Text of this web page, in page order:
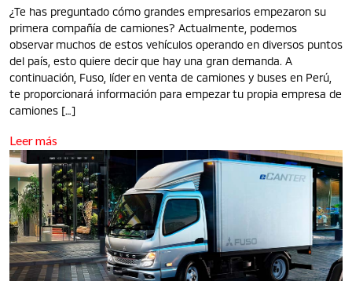
¿Te has preguntado cómo grandes empresarios empezaron su
primera compañía de camiones? Actualmente, podemos
observar muchos de estos vehículos operando en diversos puntos
del país, esto quiere decir que hay una gran demanda. A
continuación, Fuso, líder en venta de camiones y buses en Perú,
te proporcionará información para empezar tu propia empresa de
camiones […]
Leer más